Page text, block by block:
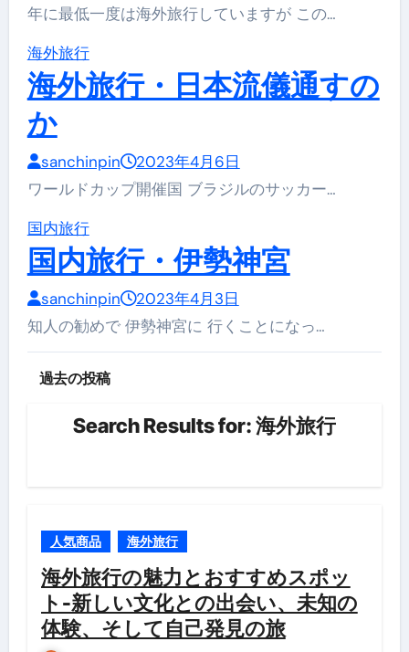
年に最低一度は海外旅行していますが この…
海外旅行
海外旅行・日本流儀通すの
か
sanchinpin
2023年4月6日
ワールドカップ開催国 ブラジルのサッカー…
国内旅行
国内旅行・伊勢神宮
sanchinpin
2023年4月3日
知人の勧めで 伊勢神宮に 行くことになっ…
投
ー
シ
ョ
過去の投稿
Search Results for: 海外旅行
人気商品 海外旅行
海外旅行の魅力とおすすめスポッ
ト-新しい文化との出会い、未知の
体験、そして自己発見の旅